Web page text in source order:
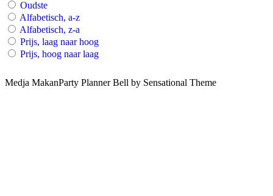
Oudste
Alfabetisch, a-z
Alfabetisch, z-a
Prijs, laag naar hoog
Prijs, hoog naar laag
Medja MakanParty Planner Bell by Sensational Theme